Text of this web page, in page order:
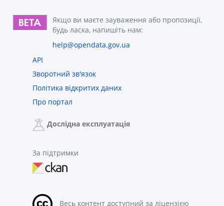
Якщо ви маєте зауваження або пропозиції,
будь ласка, напишіть нам:
help@opendata.gov.ua
API
Зворотний зв'язок
Політика відкритих даних
Про портал
Дослідна експлуатація
За підтримки
Весь контент доступний за ліцензією